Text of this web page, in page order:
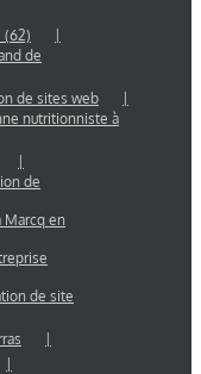
(62)
de
de sites web
nutritionniste à
de
Marcq en
de site